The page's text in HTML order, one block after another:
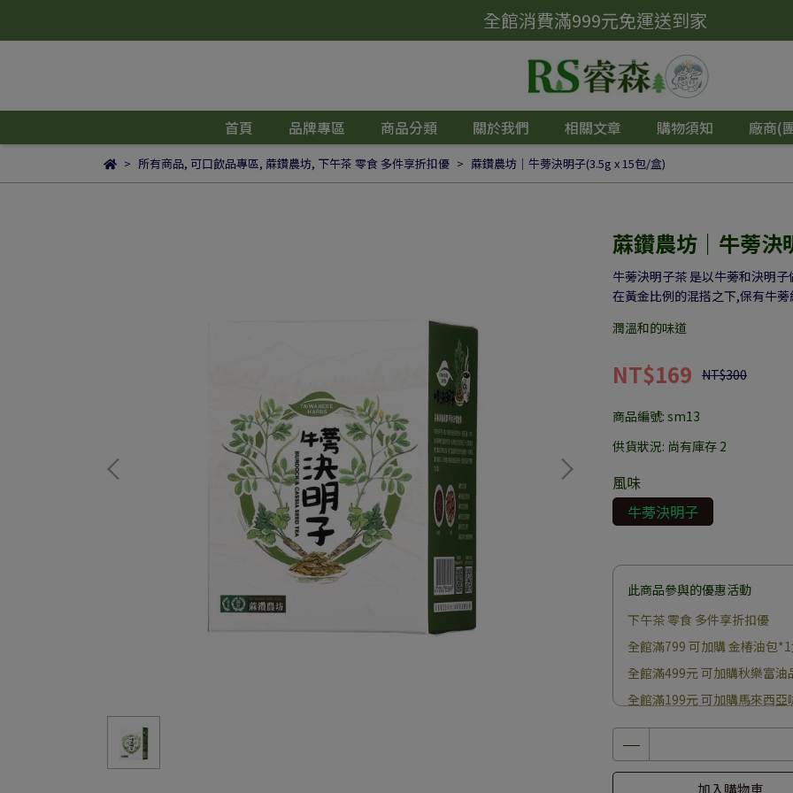
全館消費滿999元免運送到家
首頁 品牌專區 商品分類 關於我們 相關文章 購物須知 廠商(
所有商品, 可口飲品專區, 蔴鑽農坊, 下午茶 零食 多件享折扣優 蔴鑽農坊｜牛蒡決明子(3.5g x 15包/盒)
蔴鑽農坊｜牛蒡
牛蒡決明子茶 是以牛蒡和決明
在黃金比例的混搭之下,保有牛
潤溫和的味道
NT$169 NT$300
商品編號: sm13
供貨狀況: 尚有庫存 2
風味
牛蒡決明子
此商品參與的優惠活動
下午茶 零食 多件享折扣優
全館滿799 可加購 金椿油包
全館滿499元 可加購秋樂富油
全館滿199元 可加購馬來西亞
加入購物車